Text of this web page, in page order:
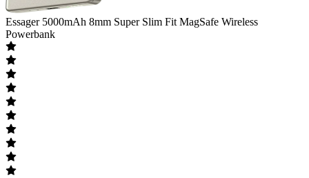
Essager 5000mAh 8mm Super Slim Fit MagSafe Wireless
Powerbank